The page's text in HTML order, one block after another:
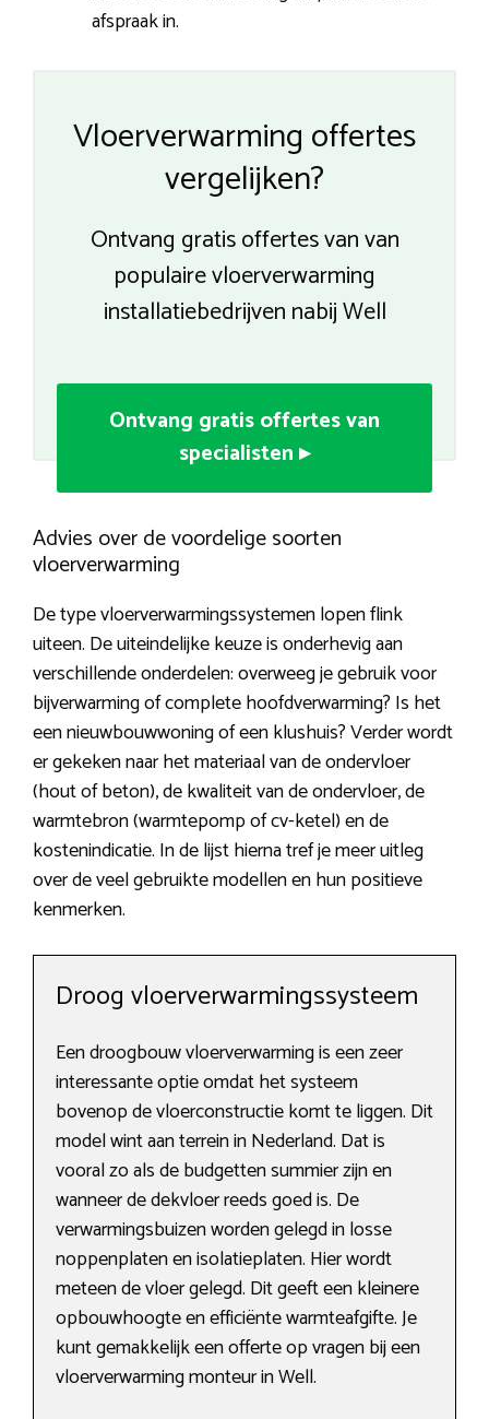
afspraak in.
Vloerverwarming offertes
vergelijken?
Ontvang gratis offertes van van
populaire vloerverwarming
installatiebedrijven nabij Well
Ontvang gratis offertes van
specialisten ▸
Advies over de voordelige soorten
vloerverwarming
De type vloerverwarmingssystemen lopen flink
uiteen. De uiteindelijke keuze is onderhevig aan
verschillende onderdelen: overweeg je gebruik voor
bijverwarming of complete hoofdverwarming? Is het
een nieuwbouwwoning of een klushuis? Verder wordt
er gekeken naar het materiaal van de ondervloer
(hout of beton), de kwaliteit van de ondervloer, de
warmtebron (warmtepomp of cv-ketel) en de
kostenindicatie. In de lijst hierna tref je meer uitleg
over de veel gebruikte modellen en hun positieve
kenmerken.
Droog vloerverwarmingssysteem
Een droogbouw vloerverwarming is een zeer
interessante optie omdat het systeem
bovenop de vloerconstructie komt te liggen. Dit
model wint aan terrein in Nederland. Dat is
vooral zo als de budgetten summier zijn en
wanneer de dekvloer reeds goed is. De
verwarmingsbuizen worden gelegd in losse
noppenplaten en isolatieplaten. Hier wordt
meteen de vloer gelegd. Dit geeft een kleinere
opbouwhoogte en efficiënte warmteafgifte. Je
kunt gemakkelijk een offerte op vragen bij een
vloerverwarming monteur in Well.